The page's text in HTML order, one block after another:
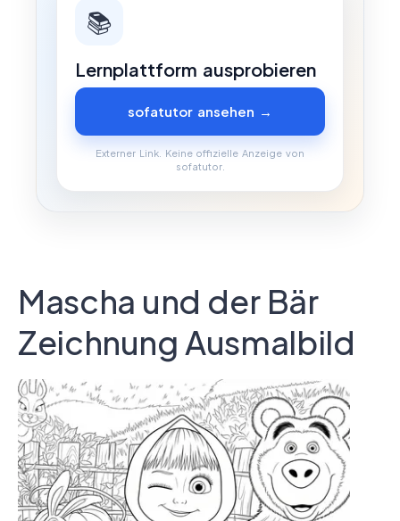
📚
Lernplattform ausprobieren
sofatutor ansehen →
Externer Link. Keine offizielle Anzeige von
sofatutor.
Mascha und der Bär
Zeichnung Ausmalbild